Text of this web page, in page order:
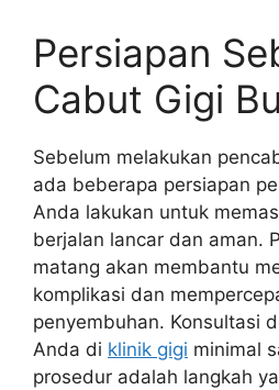
Persiapan
Cabut Gigi
Sebelum melakukan
ada beberapa persiapan
Anda lakukan untuk
berjalan lancar dan aman.
matang akan membantu
komplikasi dan
penyembuhan. Konsultasi
Anda di klinik gigi minimal
prosedur adalah langkah